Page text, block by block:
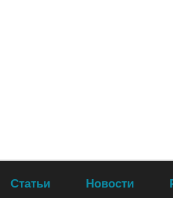
Статьи Новости